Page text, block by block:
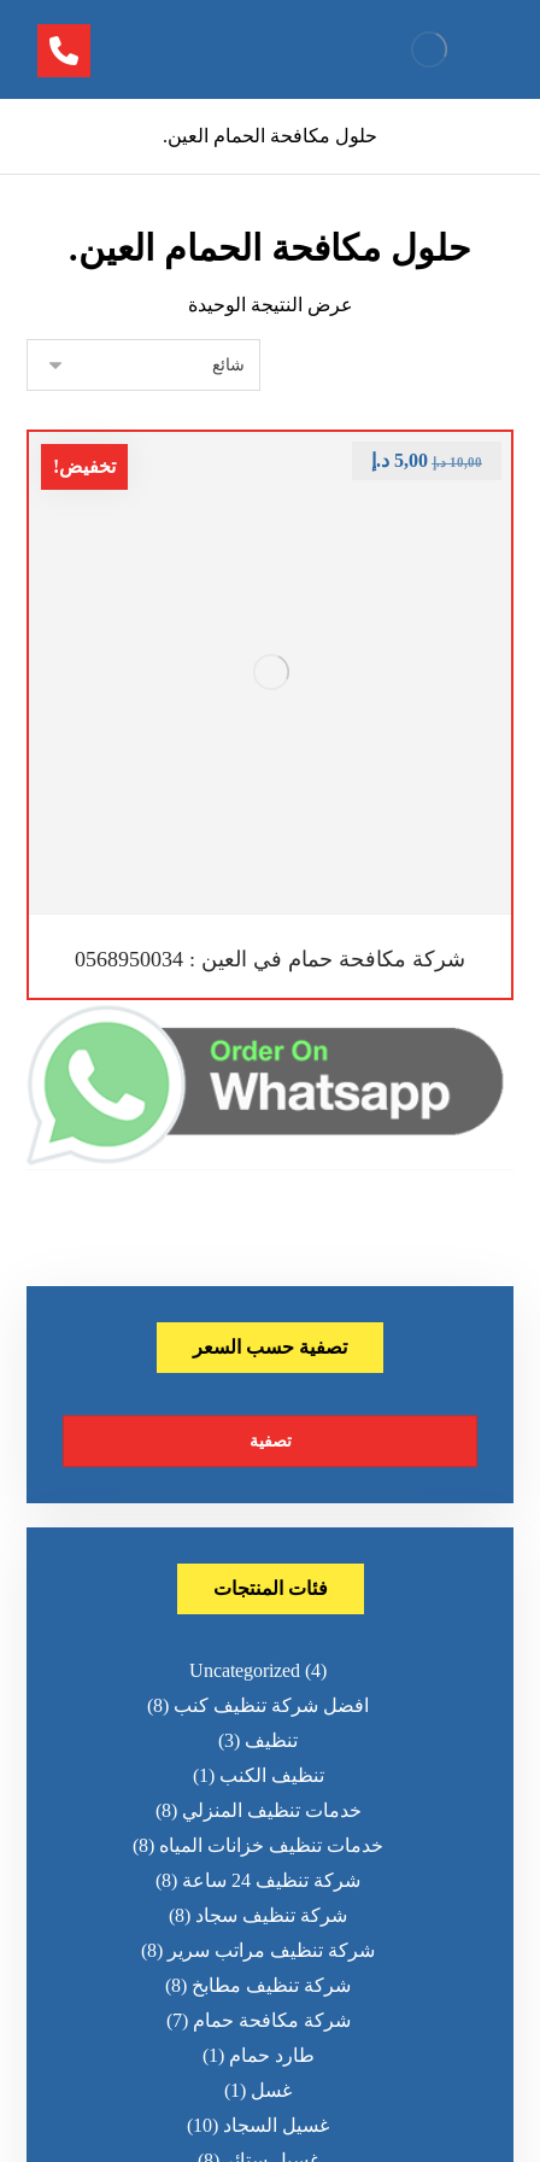
حلول مكافحة الحمام العين.
حلول مكافحة الحمام العين.
عرض النتيجة الوحيدة
تخفيض!
شركة مكافحة حمام في العين : 0568950034
10,00 د.إ 5,00 د.إ
تصفية حسب السعر
تصفية
فئات المنتجات
Uncategorized (4)
افضل شركة تنظيف كنب (8)
تنظيف (3)
تنظيف الكنب (1)
خدمات تنظيف المنزلي (8)
خدمات تنظيف خزانات المياه (8)
شركة تنظيف 24 ساعة
(8)
شركة تنظيف سجاد (8)
شركة تنظيف مراتب سرير (8)
شركة تنظيف مطابخ (8)
شركة مكافحة حمام (7)
طارد حمام (1)
غسل (1)
غسيل السجاد (10)